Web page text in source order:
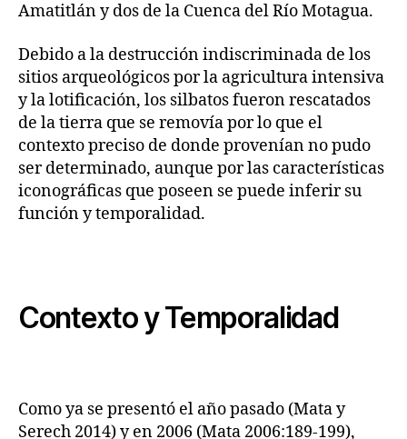
Amatitlán y dos de la Cuenca del Río Motagua.
Debido a la destrucción indiscriminada de los
sitios arqueológicos por la agricultura intensiva
y la lotificación, los silbatos fueron rescatados
de la tierra que se removía por lo que el
contexto preciso de donde provenían no pudo
ser determinado, aunque por las características
iconográficas que poseen se puede inferir su
función y temporalidad.
Contexto y Temporalidad
Como ya se presentó el año pasado (Mata y
Serech 2014) y en 2006 (Mata 2006:189-199),